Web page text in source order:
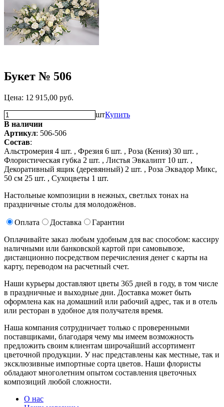
Букет № 506
Цена: 12 915,00 руб.
штКупить
В наличии
Артикул: 506-506
Состав:
Альстромерия 4 шт. , Фрезия 6 шт. , Роза (Кения) 30 шт. ,
Флористическая губка 2 шт. , Листья Эвкалипт 10 шт. ,
Декоративный ящик (деревянный) 2 шт. , Роза Эквадор Микс,
50 см 25 шт. , Сухоцветы 1 шт.
Настольные композиции в нежных, светлых тонах на
праздничные столы для молодожёнов.
Оплата Доставка
Гарантии
Оплачивайте заказ любым удобным для вас способом: кассиру
наличными или банковской картой при самовывозе,
дистанционно посредством перечисления денег с карты на
карту, переводом на расчетный счет.
Наши курьеры доставляют цветы 365 дней в году, в том числе
в праздничные и выходные дни. Доставка может быть
оформлена как на домашний или рабочий адрес, так и в отель
или ресторан в удобное для получателя время.
Наша компания сотрудничает только с проверенными
поставщиками, благодаря чему мы имеем возможность
предложить своим клиентам широчайший ассортимент
цветочной продукции. У нас представлены как местные, так и
эксклюзивные импортные сорта цветов. Наши флористы
обладают многолетним опытом составления цветочных
композиций любой сложности.
О нас